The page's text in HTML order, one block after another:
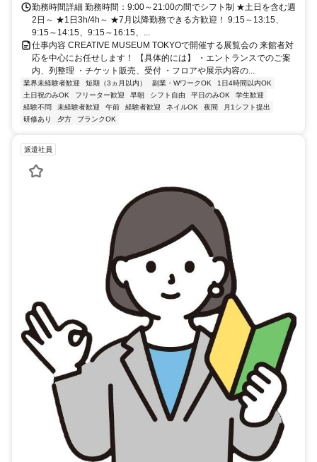
勤務時間詳細 勤務時間：9:00～21:00の間でシフト制 ★土日を含む週
2日～ ★1日3h/4h～ ★7月以降勤務できる方歓迎！ 9:15～13:15、
9:15～14:15、9:15～16:15、...
仕事内容 CREATIVE MUSEUM TOKYOで開催する展覧会の 来館者対
応を中心にお任せします！ 【具体的には】 ・エントランスでのご案
内、列整理 ・チケット販売、受付 ・フロアや展示内容の...
業界未経験者歓迎 短期（3ヵ月以内） 副業・WワークOK
1日4時間以内OK
土日祝のみOK
フリーター歓迎 早朝 シフト自由 平日のみOK
学生歓迎
経験不問
未経験者歓迎 午前 経験者歓迎 ネイルOK 夜間
月1シフト提出
研修あり
夕方 ブランクOK
派遣社員